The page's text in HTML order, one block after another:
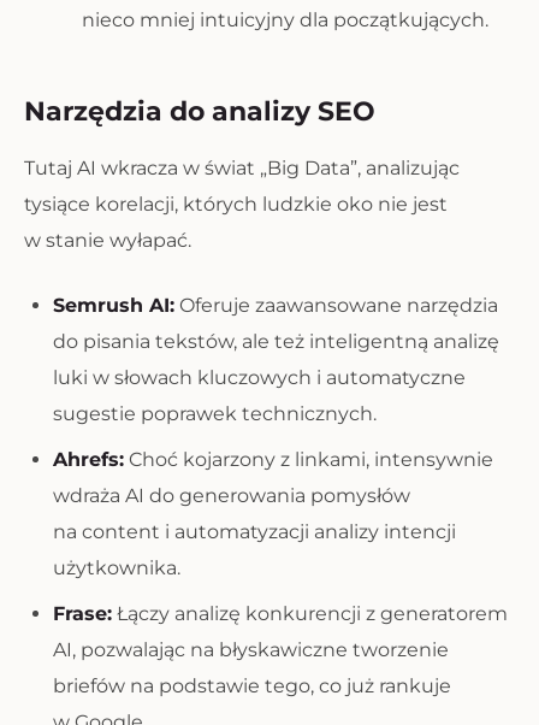
nieco mniej intuicyjny dla początkujących.
Narzędzia do analizy SEO
Tutaj AI wkracza w świat „Big Data”, analizując
tysiące korelacji, których ludzkie oko nie jest
w stanie wyłapać.
Semrush AI: Oferuje zaawansowane narzędzia
do pisania tekstów, ale też inteligentną analizę
luki w słowach kluczowych i automatyczne
sugestie poprawek technicznych.
Ahrefs: Choć kojarzony z linkami, intensywnie
wdraża AI do generowania pomysłów
na content i automatyzacji analizy intencji
użytkownika.
Frase: Łączy analizę konkurencji z generatorem
AI, pozwalając na błyskawiczne tworzenie
briefów na podstawie tego, co już rankuje